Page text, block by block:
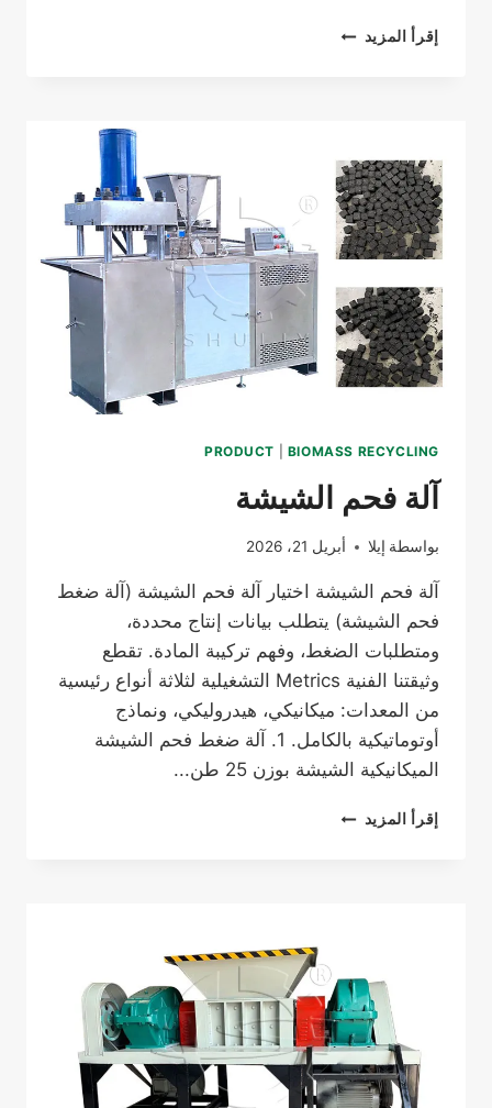
إقرأ المزيد طاحونة
PRODUCT BIOMASS RECYCLING
آلة فحم الشيشة
بواسطة إيلا أبريل 21، 2026
آلة فحم الشيشة اختيار آلة فحم الشيشة (آلة ضغط
فحم الشيشة) يتطلب بيانات إنتاج محددة،
ومتطلبات الضغط، وفهم تركيبة المادة. تقطع
وثيقتنا الفنية Metrics التشغيلية لثلاثة أنواع رئيسية
من المعدات: ميكانيكي، هيدروليكي، ونماذج
أوتوماتيكية بالكامل. 1. آلة ضغط فحم الشيشة
الميكانيكية الشيشة بوزن 25 طن...
إقرأ المزيد آلة